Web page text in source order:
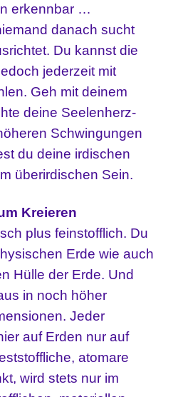
erkennbar …
danach sucht
Du kannst die
jederzeit mit
Geh mit deinem
deine Seelenherz-
Schwingungen
du deine irdischen
überirdischen Sein.
Kreieren
plus feinstofflich. Du
Erde wie auch
Hülle der Erde. Und
in noch höher
Jeder
auf Erden nur auf
atomare
wird stets nur im